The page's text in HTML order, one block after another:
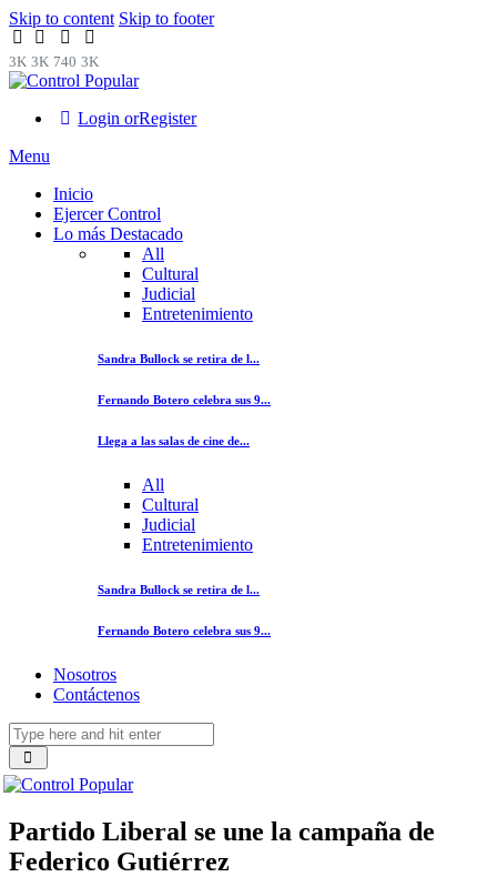
Skip to content Skip to footer
3K 3K 740 3K
Login orRegister
Menu
Inicio
Ejercer Control
Lo más Destacado
All
Cultural
Judicial
Entretenimiento
Sandra Bullock se retira de l...
Fernando Botero celebra sus 9...
Llega a las salas de cine de...
All
Cultural
Judicial
Entretenimiento
Sandra Bullock se retira de l...
Fernando Botero celebra sus 9...
Nosotros
Contáctenos
Partido Liberal se une la campaña de
Federico Gutiérrez